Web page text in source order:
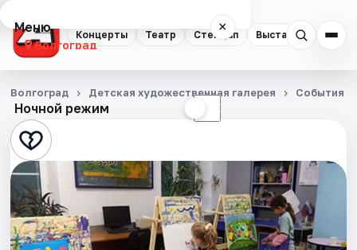
Концерты Театр Стендап Выставки
Меню ×
Волгоград
Концерты
Театр
Стендап
Выставки
Квесты
Ночной режим ☾
Волгоград Детская художественная галерея События